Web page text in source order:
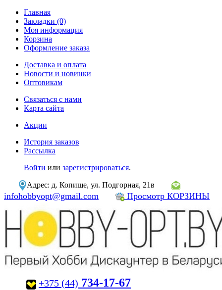
Главная
Закладки (0)
Моя информация
Корзина
Оформление заказа
Доставка и оплата
Новости и новинки
Оптовикам
Связаться с нами
Карта сайта
Акции
История заказов
Рассылка
Войти или зарегистрироваться.
Адрес: д. Копище, ул. Подгорная, 21в
infohobbyopt@gmail.com Просмотр КОРЗИНЫ
+375 (44) 734-17-67